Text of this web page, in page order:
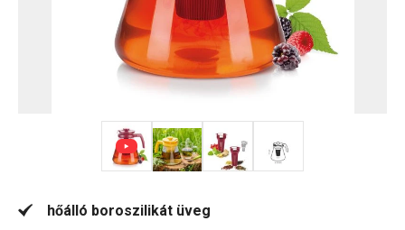
hőálló boroszilikát üveg